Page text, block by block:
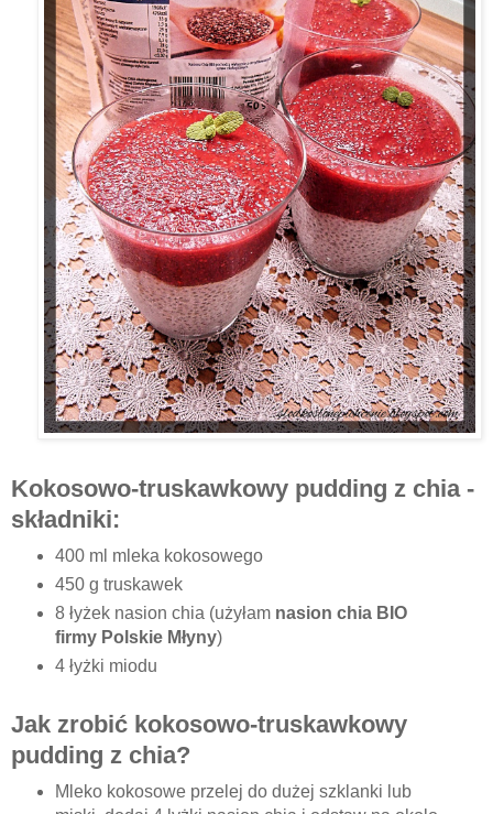
Kokosowo-truskawkowy pudding z chia -
składniki:
400 ml mleka kokosowego
450 g truskawek
8 łyżek nasion chia (użyłam nasion chia BIO
firmy Polskie Młyny)
4 łyżki miodu
Jak zrobić kokosowo-truskawkowy
pudding z chia?
Mleko kokosowe przelej do dużej szklanki lub